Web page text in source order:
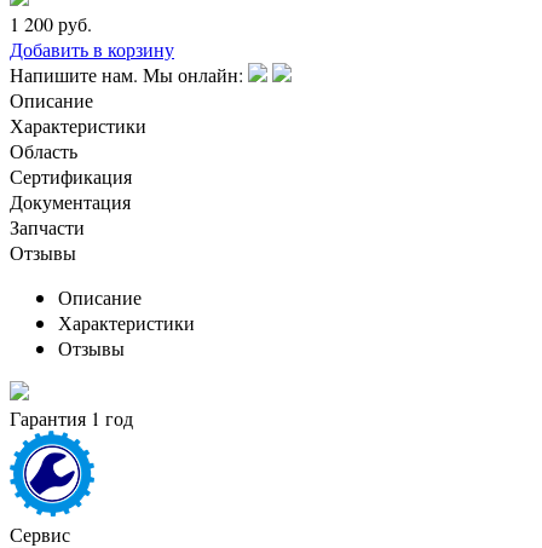
1 200руб.
Добавить в корзину
Напишите нам. Мы онлайн:
Описание
Характеристики
Область
Сертификация
Документация
Запчасти
Отзывы
Описание
Характеристики
Отзывы
Гарантия 1 год
Сервис